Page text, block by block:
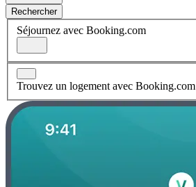
Rechercher
Séjournez avec Booking.com
Trouvez un logement avec Booking.com